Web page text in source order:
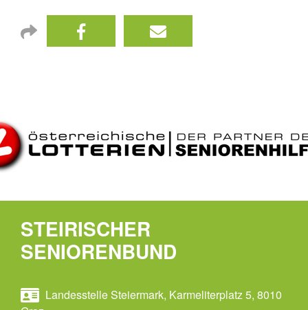
STEIRISCHER
SENIORENBUND
Landesstelle Steiermark, Karmeliterplatz 5, 8010